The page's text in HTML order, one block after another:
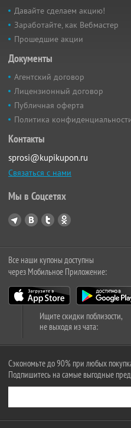
Давайте сделаем акцию!
Заработайте, как Вебмастер
Прошедшие акции
Документы
Агентский договор
Лицензионный договор
Публичная оферта
Политика
Контакты
sprosi@kupikupon.ru
Связаться с нами
Мы в Соцсетях
Все наши купоны доступны
через Мобильное Приложение:
Ищите скидки поблизости,
не выходя из чата:
Сэкономьте до 90% при любых
Подпишитесь на самые выгодные